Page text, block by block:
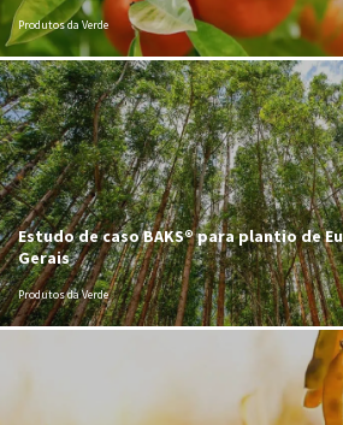
Produtos da Verde
Estudo de caso BAKS® para plantio de
Gerais
Produtos da Verde